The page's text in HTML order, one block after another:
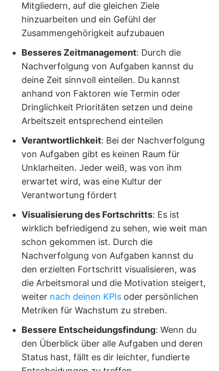
Mitgliedern, auf die gleichen Ziele
hinzuarbeiten und ein Gefühl der
Zusammengehörigkeit aufzubauen
Besseres Zeitmanagement: Durch die
Nachverfolgung von Aufgaben kannst du
deine Zeit sinnvoll einteilen. Du kannst
anhand von Faktoren wie Termin oder
Dringlichkeit Prioritäten setzen und deine
Arbeitszeit entsprechend einteilen
Verantwortlichkeit: Bei der Nachverfolgung
von Aufgaben gibt es keinen Raum für
Unklarheiten. Jeder weiß, was von ihm
erwartet wird, was eine Kultur der
Verantwortung fördert
Visualisierung des Fortschritts: Es ist
wirklich befriedigend zu sehen, wie weit man
schon gekommen ist. Durch die
Nachverfolgung von Aufgaben kannst du
den erzielten Fortschritt visualisieren, was
die Arbeitsmoral und die Motivation steigert,
weiter nach deinen KPIs oder persönlichen
Metriken für Wachstum zu streben.
Bessere Entscheidungsfindung: Wenn du
den Überblick über alle Aufgaben und deren
Status hast, fällt es dir leichter, fundierte